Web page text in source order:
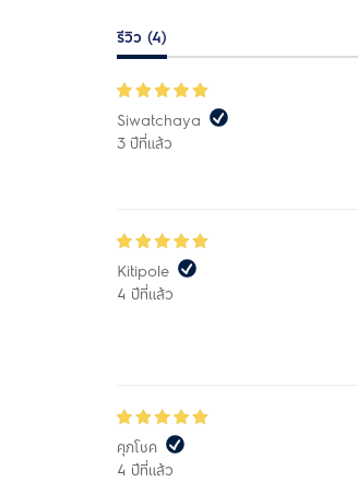
รีวิว (4)
Siwatchaya
3 ปีที่แล้ว
Kitipole
4 ปีที่แล้ว
ศุภโชค
4 ปีที่แล้ว